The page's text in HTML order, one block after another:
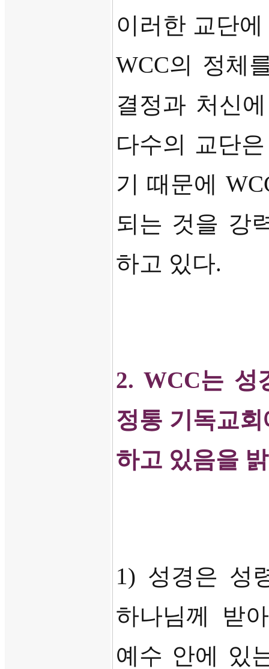
이러한 교단
WCC의 정체
결정과 처신
다수의 교단
기 때문에
되는 것을 강
하고 있다.
2. WCC는 성
정통 기독교
하고 있음을
1) 성경은 성
하나님께 받
예수 안에 있